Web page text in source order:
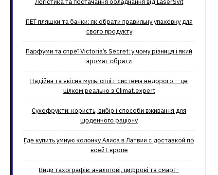
Логістика та постачання обладнання від LaserSvit
ПЕТ пляшки та банки: як обрати правильну упаковку для
свого продукту
Парфуми та спреї Victoria’s Secret: у чому різниця і який
аромат обрати
Надійна та якісна мультспліт-система недорого – це
цілком реально з Climat.еxpert
Сухофрукти: користь, вибір і способи вживання для
щоденного раціону
Где купить умную колонку Алиса в Латвии с доставкой по
всей Европе
Види тахографів: аналогові, цифрові та смарт-